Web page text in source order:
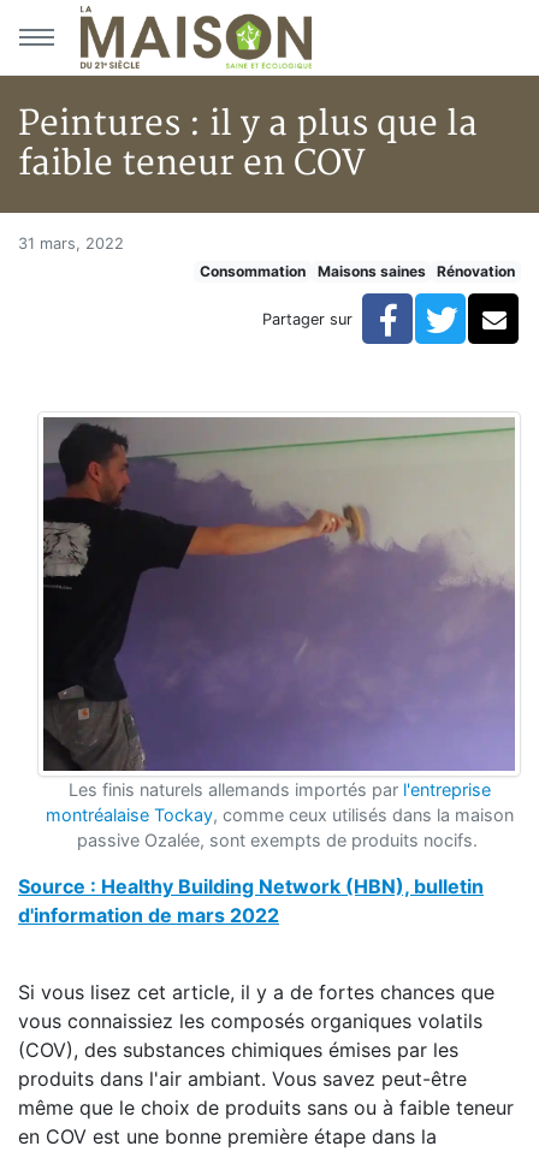
Aller au menu principal
Aller au contenu principal
Peintures : il y a plus que la
faible teneur en COV
Accueil
Hypersensibilités environnementales
Peintures : il y a plus que la
31 mars, 2022
Consommation
Maisons saines Rénovation
Partager sur Facebook
Les finis naturels allemands importés par l'entreprise
montréalaise Tockay, comme ceux utilisés dans la maison
passive Ozalée, sont exempts de produits nocifs.
Source : Healthy Building Network (HBN), bulletin
d'information de mars 2022
Si vous lisez cet article, il y a de fortes chances que
vous connaissiez les composés organiques volatils
(COV), des substances chimiques émises par les
produits dans l'air ambiant. Vous savez peut-être
même que le choix de produits sans ou à faible teneur
en COV est une bonne première étape dans la